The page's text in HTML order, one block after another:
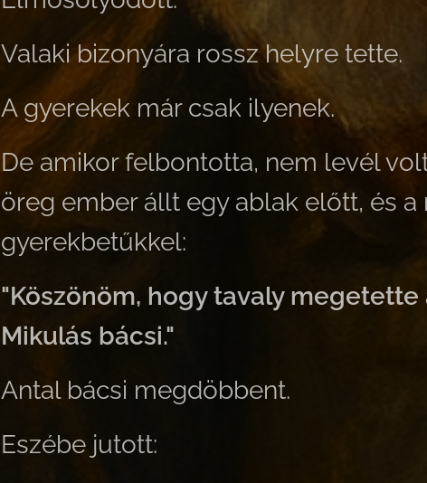
Valaki bizonyára rossz helyre tette.
A gyerekek már csak ilyenek.
De amikor felbontotta, nem levél
öreg ember állt egy ablak előtt, és a
gyerekbetűkkel:
"Köszönöm, hogy tavaly
Mikulás bácsi."
Antal bácsi megdöbbent.
Eszébe jutott: